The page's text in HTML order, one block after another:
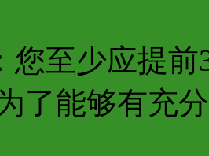
您至少应提
了能够有充